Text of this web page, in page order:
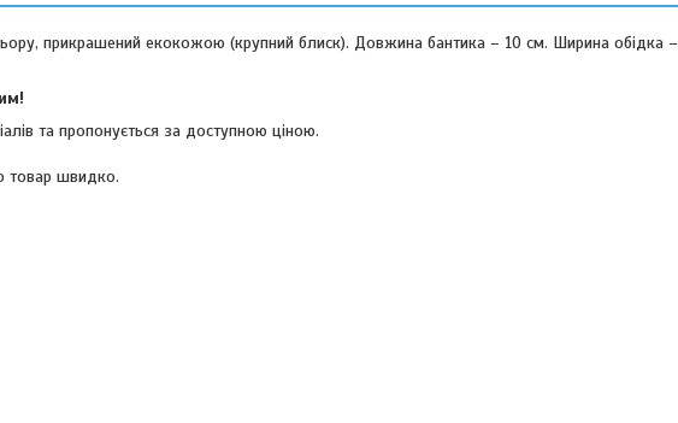
прикрашений екокожою (крупний блиск). Довжина бантика – 10 см. Ширина обідка –
та пропонується за доступною ціною.
товар швидко.